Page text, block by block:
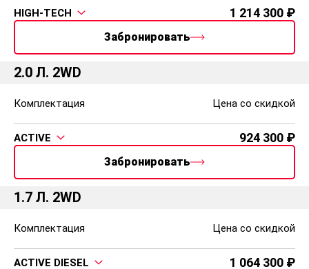
HIGH-TECH 1 214 300
Забронировать
2.0 Л. 2WD
Комплектация Цена со скидкой
ACTIVE 924 300
Забронировать
1.7 Л. 2WD
Комплектация Цена со скидкой
ACTIVE DIESEL 1 064 300